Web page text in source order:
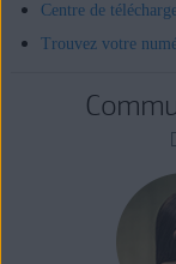
Centre de
Trouvez votre